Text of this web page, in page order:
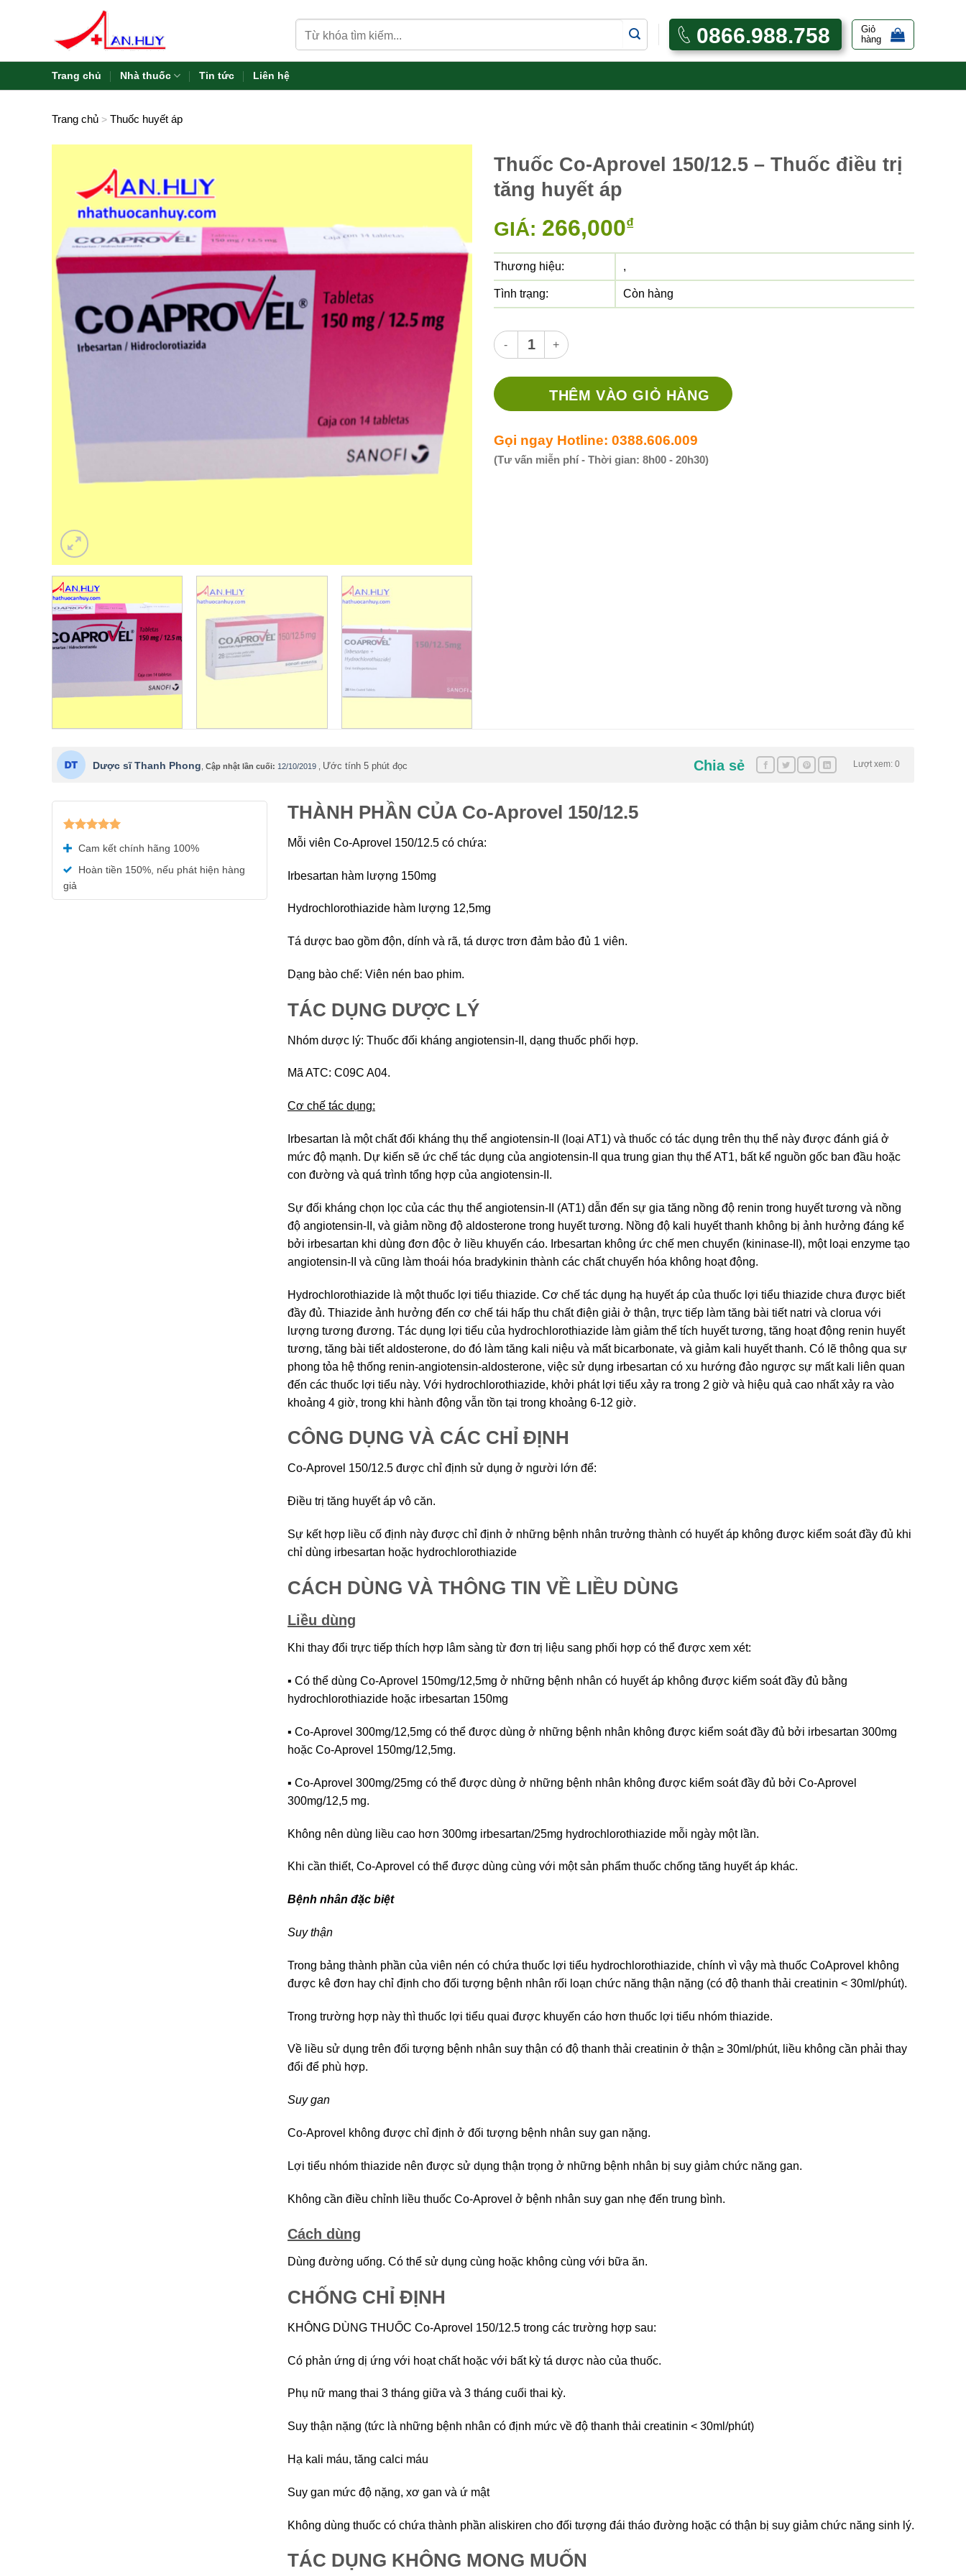
kiếm:
0866.988.758
Giỏ
hàng
Trang chủ Nhà thuốc Tin tức Liên hệ
Trang chủ > Thuốc huyết áp
Thuốc Co-Aprovel 150/12.5 – Thuốc điều trị
tăng huyết áp
GIÁ: 266,000₫
Thương hiệu: ,
Tình trạng: Còn hàng
Thuốc Co-Aprovel 150/12.5 - Thuốc điều trị tăng huyết áp số lượng
THÊM VÀO GIỎ HÀNG
Gọi ngay Hotline: 0388.606.009
(Tư vấn miễn phí - Thời gian: 8h00 - 20h30)
Dược sĩ Thanh Phong Cập nhật lần cuối: 12/10/2019 Ước tính 5 phút đọc Lượt xem: 0
Chia sẻ
hạng5.00
5 sao
Cam kết chính hãng 100%
Hoàn tiền 150%, nếu phát hiện hàng
giả
THÀNH PHẦN CỦA Co-Aprovel 150/12.5
Mỗi viên Co-Aprovel 150/12.5 có chứa:
Irbesartan hàm lượng 150mg
Hydrochlorothiazide hàm lượng 12,5mg
Tá dược bao gồm độn, dính và rã, tá dược trơn đảm bảo đủ 1 viên.
Dạng bào chế: Viên nén bao phim.
TÁC DỤNG DƯỢC LÝ
Nhóm dược lý: Thuốc đối kháng angiotensin-II, dạng thuốc phối hợp.
Mã ATC: C09C A04.
Cơ chế tác dụng:
Irbesartan là một chất đối kháng thụ thể angiotensin-II (loại AT1) và thuốc có tác dụng trên thụ thể này được đánh giá ở
mức độ mạnh. Dự kiến ​​sẽ ức chế tác dụng của angiotensin-II qua trung gian thụ thể AT1, bất kể nguồn gốc ban đầu hoặc
con đường và quá trình tổng hợp của angiotensin-II.
Sự đối kháng chọn lọc của các thụ thể angiotensin-II (AT1) dẫn đến sự gia tăng nồng độ renin trong huyết tương và nồng
độ angiotensin-II, và giảm nồng độ aldosterone trong huyết tương. Nồng độ kali huyết thanh không bị ảnh hưởng đáng kể
bởi irbesartan khi dùng đơn độc ở liều khuyến cáo. Irbesartan không ức chế men chuyển (kininase-II), một loại enzyme tạo
angiotensin-II và cũng làm thoái hóa bradykinin thành các chất chuyển hóa không hoạt động.
Hydrochlorothiazide là một thuốc lợi tiểu thiazide. Cơ chế tác dụng hạ huyết áp của thuốc lợi tiểu thiazide chưa được biết
đầy đủ. Thiazide ảnh hưởng đến cơ chế tái hấp thu chất điện giải ở thận, trực tiếp làm tăng bài tiết natri và clorua với
lượng tương đương. Tác dụng lợi tiểu của hydrochlorothiazide làm giảm thể tích huyết tương, tăng hoạt động renin huyết
tương, tăng bài tiết aldosterone, do đó làm tăng kali niệu và mất bicarbonate, và giảm kali huyết thanh. Có lẽ thông qua sự
phong tỏa hệ thống renin-angiotensin-aldosterone, việc sử dụng irbesartan có xu hướng đảo ngược sự mất kali liên quan
đến các thuốc lợi tiểu này. Với hydrochlorothiazide, khởi phát lợi tiểu xảy ra trong 2 giờ và hiệu quả cao nhất xảy ra vào
khoảng 4 giờ, trong khi hành động vẫn tồn tại trong khoảng 6-12 giờ.
CÔNG DỤNG VÀ CÁC CHỈ ĐỊNH
Co-Aprovel 150/12.5 được chỉ định sử dụng ở người lớn để:
Điều trị tăng huyết áp vô căn.
Sự kết hợp liều cố định này được chỉ định ở những bệnh nhân trưởng thành có huyết áp không được kiểm soát đầy đủ khi
chỉ dùng irbesartan hoặc hydrochlorothiazide
CÁCH DÙNG VÀ THÔNG TIN VỀ LIỀU DÙNG
Liều dùng
Khi thay đổi trực tiếp thích hợp lâm sàng từ đơn trị liệu sang phối hợp có thể được xem xét:
▪ Có thể dùng Co-Aprovel 150mg/12,5mg ở những bệnh nhân có huyết áp không được kiểm soát đầy đủ bằng
hydrochlorothiazide hoặc irbesartan 150mg
▪ Co-Aprovel 300mg/12,5mg có thể được dùng ở những bệnh nhân không được kiểm soát đầy đủ bởi irbesartan 300mg
hoặc Co-Aprovel 150mg/12,5mg.
▪ Co-Aprovel 300mg/25mg có thể được dùng ở những bệnh nhân không được kiểm soát đầy đủ bởi Co-Aprovel
300mg/12,5 mg.
Không nên dùng liều cao hơn 300mg irbesartan/25mg hydrochlorothiazide mỗi ngày một lần.
Khi cần thiết, Co-Aprovel có thể được dùng cùng với một sản phẩm thuốc chống tăng huyết áp khác.
Bệnh nhân đặc biệt
Suy thận
Trong bảng thành phần của viên nén có chứa thuốc lợi tiểu hydrochlorothiazide, chính vì vậy mà thuốc CoAprovel không
được kê đơn hay chỉ định cho đối tượng bệnh nhân rối loạn chức năng thận nặng (có độ thanh thải creatinin < 30ml/phút).
Trong trường hợp này thì thuốc lợi tiểu quai được khuyến cáo hơn thuốc lợi tiểu nhóm thiazide.
Về liều sử dụng trên đối tượng bệnh nhân suy thận có độ thanh thải creatinin ở thận ≥ 30ml/phút, liều không cần phải thay
đổi để phù hợp.
Suy gan
Co-Aprovel không được chỉ định ở đối tượng bệnh nhân suy gan nặng.
Lợi tiểu nhóm thiazide nên được sử dụng thận trọng ở những bệnh nhân bị suy giảm chức năng gan.
Không cần điều chỉnh liều thuốc Co-Aprovel ở bệnh nhân suy gan nhẹ đến trung bình.
Cách dùng
Dùng đường uống. Có thể sử dụng cùng hoặc không cùng với bữa ăn.
CHỐNG CHỈ ĐỊNH
KHÔNG DÙNG THUỐC Co-Aprovel 150/12.5 trong các trường hợp sau:
Có phản ứng dị ứng với hoạt chất hoặc với bất kỳ tá dược nào của thuốc.
Phụ nữ mang thai 3 tháng giữa và 3 tháng cuối thai kỳ.
Suy thận nặng (tức là những bệnh nhân có định mức về độ thanh thải creatinin < 30ml/phút)
Hạ kali máu, tăng calci máu
Suy gan mức độ nặng, xơ gan và ứ mật
Không dùng thuốc có chứa thành phần aliskiren cho đối tượng đái tháo đường hoặc có thận bị suy giảm chức năng sinh lý.
TÁC DỤNG KHÔNG MONG MUỐN